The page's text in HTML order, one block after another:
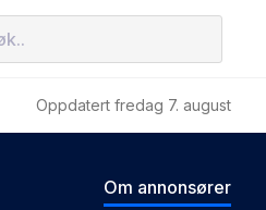
Oppdatert fredag 7. august
Om annonsører